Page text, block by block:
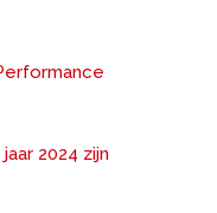
2024 zijn